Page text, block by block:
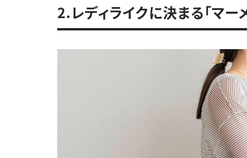
2.レディライクに決まる「マー